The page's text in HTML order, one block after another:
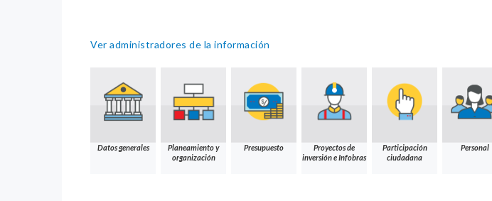
Ver administradores de la información
Datos generales
Planeamiento y
organización
Presupuesto
Proyectos de
inversión e Infobras
Participación
ciudadana
Personal